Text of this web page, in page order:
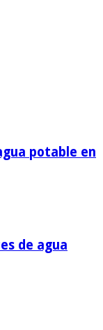
potable en
de agua